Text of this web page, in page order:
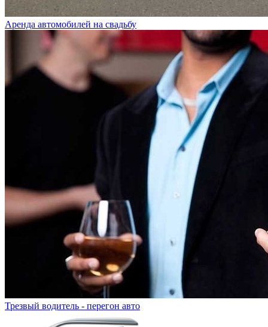
Аренда автомобилей на свадьбу
Трезвый водитель - перегон авто